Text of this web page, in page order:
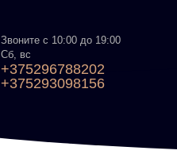
Звоните с 10:00 до 19:00
Сб, вс
+375296788202
+375293098156